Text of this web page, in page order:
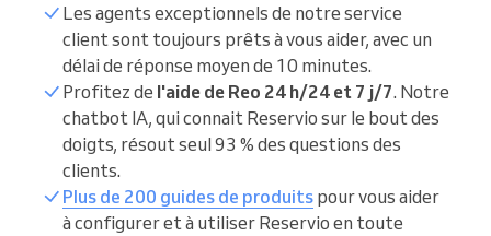
Les agents exceptionnels de notre service
client sont toujours prêts à vous aider, avec un
délai de réponse moyen de 10 minutes.
Profitez de l'aide de Reo 24 h/24 et 7 j/7. Notre
chatbot IA, qui connait Reservio sur le bout des
doigts, résout seul 93 % des questions des
clients.
Plus de 200 guides de produits pour vous aider
à configurer et à utiliser Reservio en toute